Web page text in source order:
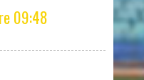
09:48